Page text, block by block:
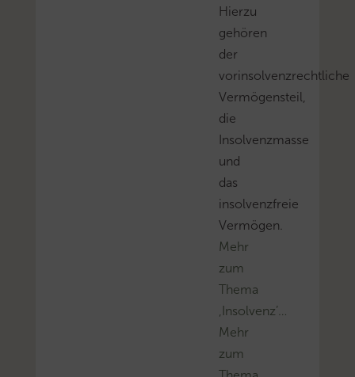
Hierzu
gehören
der
vorinsolvenzrechtliche
Vermögensteil,
die
Insolvenzmasse
und
das
insolvenzfreie
Vermögen.
Mehr
zum
Thema
‚Insolvenz’…
Mehr
zum